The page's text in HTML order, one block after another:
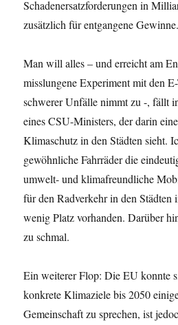
Schadenersatzforderungen in
zusätzlich für entgangene Gewinne.
Man will alles – und erreicht am
misslungene Experiment mit den
schwerer Unfälle nimmt zu -, fällt
eines CSU-Ministers, der darin
Klimaschutz in den Städten sieht.
gewöhnliche Fahrräder die
umwelt- und klimafreundliche
für den Radverkehr in den Städten
wenig Platz vorhanden. Darüber
zu schmal.
Ein weiterer Flop: Die EU konnte
konkrete Klimaziele bis 2050
Gemeinschaft zu sprechen, ist